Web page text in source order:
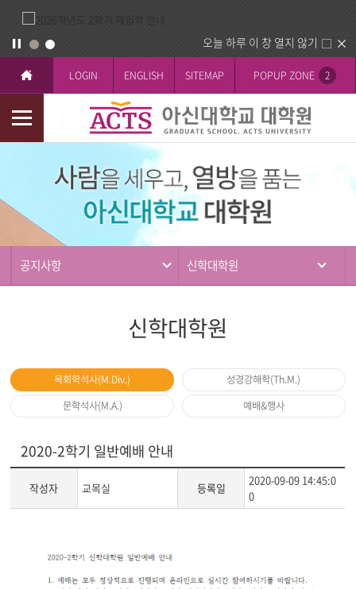
오늘 하루 이 창 열지 않기
LOGIN ENGLISH SITEMAP POPUP ZONE 2
모
바
티
공지사항 신학대학원
신학대학원
목회학석사(M.Div.)
성경강해학(Th.M.)
문학석사(M.A.)
예배&행사
2020-2학기 일반예배 안내
작성자 교목실 등록일
2020-09-09 14:45:0
0